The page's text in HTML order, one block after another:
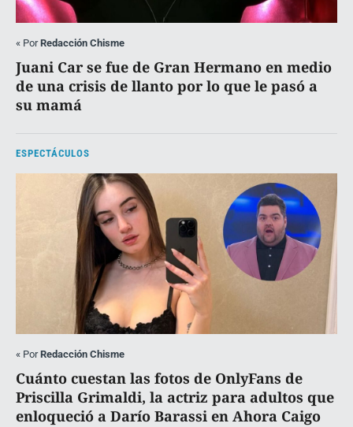
« PorRedacción Chisme
Juani Car se fue de Gran Hermano en medio
de una crisis de llanto por lo que le pasó a
su mamá
ESPECTÁCULOS
« PorRedacción Chisme
Cuánto cuestan las fotos de OnlyFans de
Priscilla Grimaldi, la actriz para adultos que
enloqueció a Darío Barassi en Ahora Caigo